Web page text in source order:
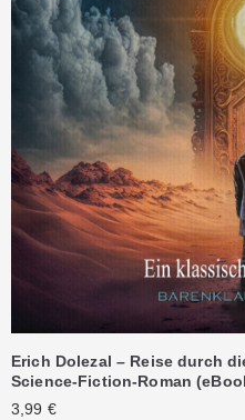
Erich Dolezal – Reise durch
Science-Fiction-Roman
3,99 €